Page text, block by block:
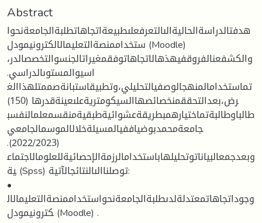
Abstract
هدفتالدراسةالحاليةالىالتعرفعلىطبيعةاتجاهاتطلبةالجامعةنحوا
ستخداممنصةالتعليمالالكترونيمودل (Moodle)
،والكشفعنالفروقفيهذهالاتجاهاتوفقمغيراتالجنسوالتخصصالدر
اسيوالمستوىالدراسي.
تماستخدامالمنهجالوصفيالتحليلي،وتطبيقاستبانةصممتلهذاالغ
رض،بعدالتحققمنخصائصهاالسيكومتريةعلىعينةقدرها (150)
طالباوطالبةتماختيارهمبطريقةعشوائيةطبقيةمنقسمعلمالنفسب
جامعةمحمدبوضياففيالمسيلةخلالالموسمالجامعي
(2022/2023).
وبعدجمعالبياناتوتحليلهاباستخدامالرزمةالإحصائيةللعلومالاجتماع
ية (Spss) توصلناالىالنتائجالآتية:
•
وجوداتجاهاتمعتدلةلدىطلبةالجامعةنحواستخداممنصةالتعليمالال
كترونيمودل (Moodle) .